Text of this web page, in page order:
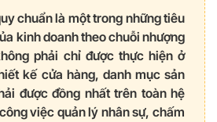
chuẩn là một trong những tiêu
kinh doanh theo chuỗi nhượng
phải chỉ được thực hiện ở
kế cửa hàng, danh mục sản
được đồng nhất trên toàn hệ
việc quản lý nhân sự, chấm